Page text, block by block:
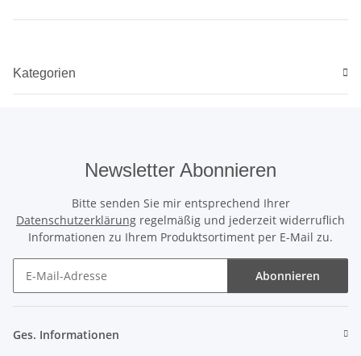
Kategorien
Newsletter Abonnieren
Bitte senden Sie mir entsprechend Ihrer
Datenschutzerklärung regelmäßig und jederzeit widerruflich
Informationen zu Ihrem Produktsortiment per E-Mail zu.
Abonnieren
Ges. Informationen